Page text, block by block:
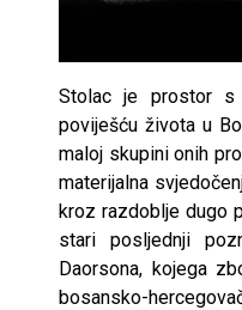
Stolac je prostor s
poviješću života u
maloj skupini onih
materijalna
kroz razdoblje dugo
stari posljednji
Daorsona, kojega
bosansko-